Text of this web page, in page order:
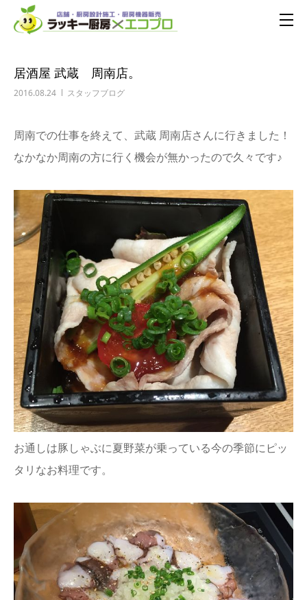
居酒屋 武蔵 周南店。
2016.08.24 スタッフブログ
周南での仕事を終えて、武蔵 周南店さんに行きました！
なかなか周南の方に行く機会が無かったので久々です♪
お通しは豚しゃぶに夏野菜が乗っている今の季節にピッ
タリなお料理です。